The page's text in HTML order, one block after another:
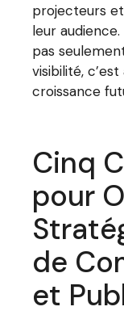
projecteurs
leur
pas
visibilité,
croissance
Cinq
pour
de
et